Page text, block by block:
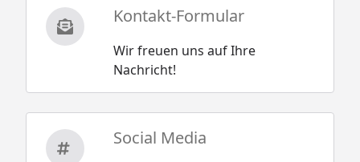
Kontakt-Formular
Wir freuen uns auf Ihre
Nachricht!
Social Media